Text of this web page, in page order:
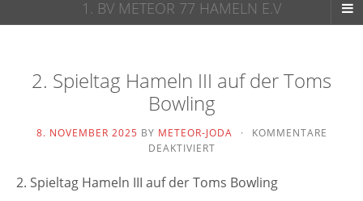
1. BV METEOR 77 HAMELN E.V
2. Spieltag Hameln III auf der Toms
Bowling
8. NOVEMBER 2025 BY METEOR-JODA ·
KOMMENTARE
DEAKTIVIERTFÜR
SPIELTAG
2. Spieltag Hameln III auf der Toms Bowling